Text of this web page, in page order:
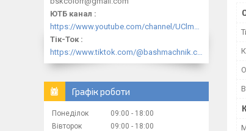
ЮТБ канал
https://www.youtube.com/channel/UClmpExjfqH65_PkVWCmgPbQ
Тік-Ток
https://www.tiktok.com/@bashmachnik.com.ua
Графік роботи
Понеділок 09:00
18:00
Вівторок
09:00
18:00